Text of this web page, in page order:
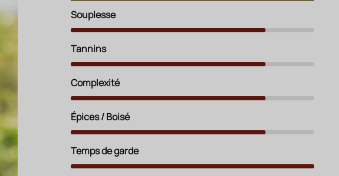
Souplesse
Tannins
Complexité
Épices / Boisé
Temps de garde